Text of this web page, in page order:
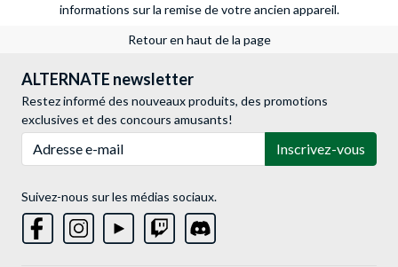
informations sur la remise de votre ancien appareil.
Retour en haut de la page
ALTERNATE newsletter
Restez informé des nouveaux produits, des promotions
exclusives et des concours amusants!
Inscrivez-vous
Suivez-nous sur les médias sociaux.